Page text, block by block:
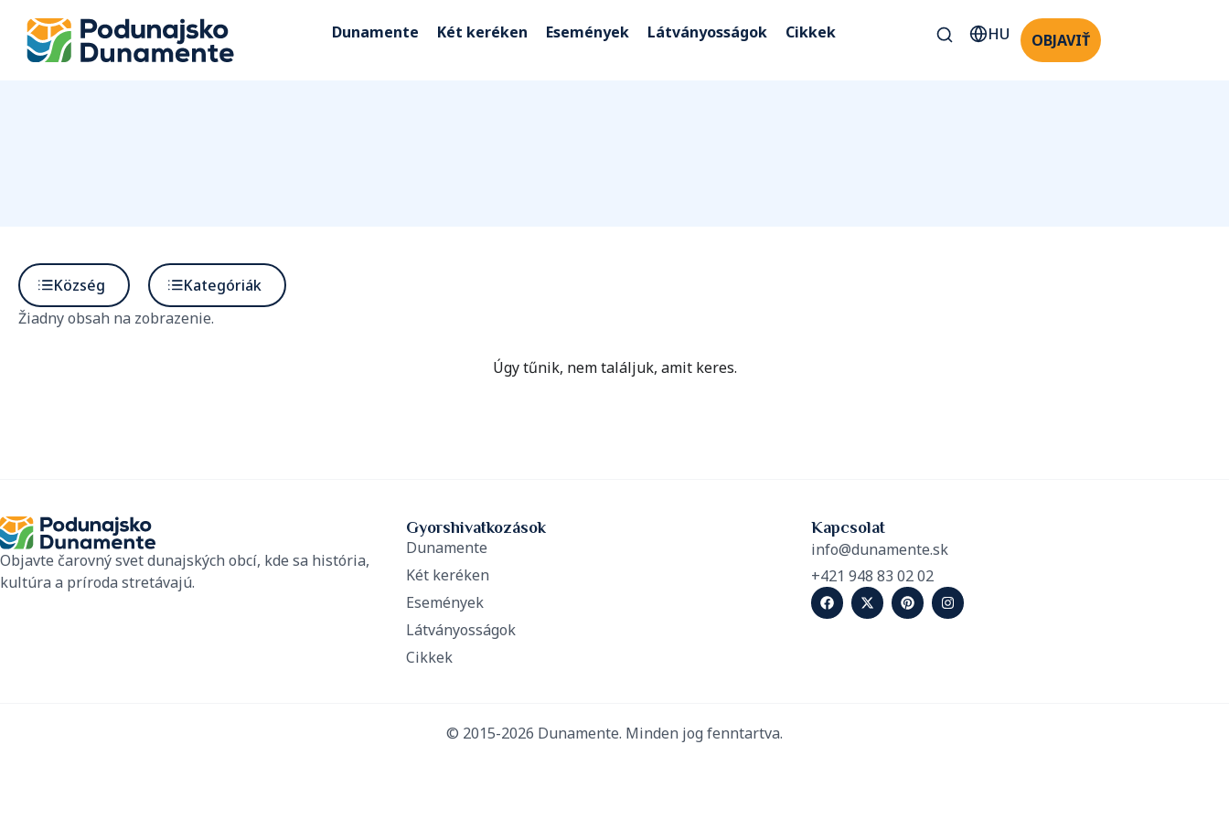
Dunamente Két keréken Események Látványosságok Cikkek HU OBJAVIŤ
Község
Kategóriák
Žiadny obsah na zobrazenie.
Úgy tűnik, nem találjuk, amit keres.
Objavte čarovný svet dunajských obcí, kde sa história,
kultúra a príroda stretávajú.
Gyorshivatkozások
Dunamente
Két keréken
Események
Látványosságok
Cikkek
Kapcsolat
info@dunamente.sk
+421 948 83 02 02
© 2015-2026 Dunamente. Minden jog fenntartva.